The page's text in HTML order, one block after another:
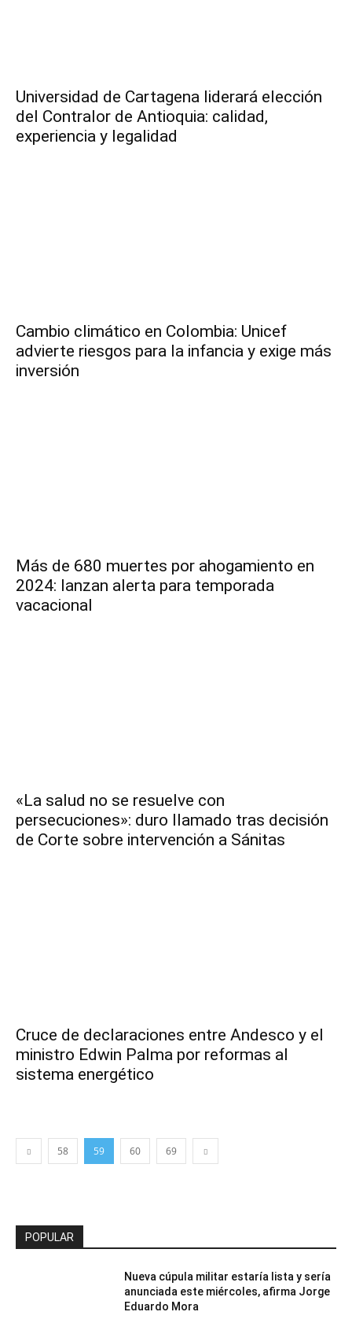
Universidad de Cartagena liderará elección
del Contralor de Antioquia: calidad,
experiencia y legalidad
Cambio climático en Colombia: Unicef
advierte riesgos para la infancia y exige más
inversión
Más de 680 muertes por ahogamiento en
2024: lanzan alerta para temporada
vacacional
«La salud no se resuelve con
persecuciones»: duro llamado tras decisión
de Corte sobre intervención a Sánitas
Cruce de declaraciones entre Andesco y el
ministro Edwin Palma por reformas al
sistema energético
58 59 60 69
POPULAR
Nueva cúpula militar estaría lista y sería
anunciada este miércoles, afirma Jorge
Eduardo Mora